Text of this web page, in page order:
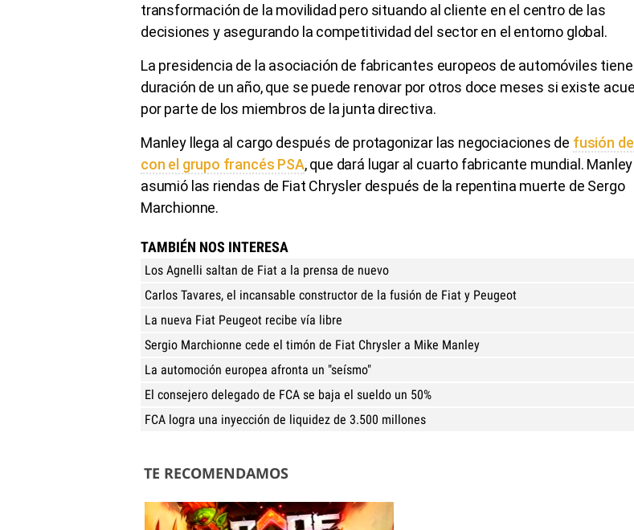
transformación de la movilidad pero situando al cliente en el centro de las
decisiones y asegurando la competitividad del sector en el entorno global.
La presidencia de la asociación de fabricantes europeos de automóviles
duración de un año, que se puede renovar por otros doce meses si existe
por parte de los miembros de la junta directiva.
Manley llega al cargo después de protagonizar las negociaciones de fusión
con el grupo francés PSA, que dará lugar al cuarto fabricante mundial. Manley
asumió las riendas de Fiat Chrysler después de la repentina muerte de Sergo
Marchionne.
TAMBIÉN NOS INTERESA
Los Agnelli saltan de Fiat a la prensa de nuevo
Carlos Tavares, el incansable constructor de la fusión de Fiat y Peugeot
La nueva Fiat Peugeot recibe vía libre
Sergio Marchionne cede el timón de Fiat Chrysler a Mike Manley
La automoción europea afronta un "seísmo"
El consejero delegado de FCA se baja el sueldo un 50%
FCA logra una inyección de liquidez de 3.500 millones
TE RECOMENDAMOS